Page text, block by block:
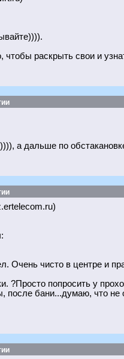
чтобы раскрыть свои и
а дальше по
Очень чисто в центре и
?Просто попросить у
после бани...думаю, что не